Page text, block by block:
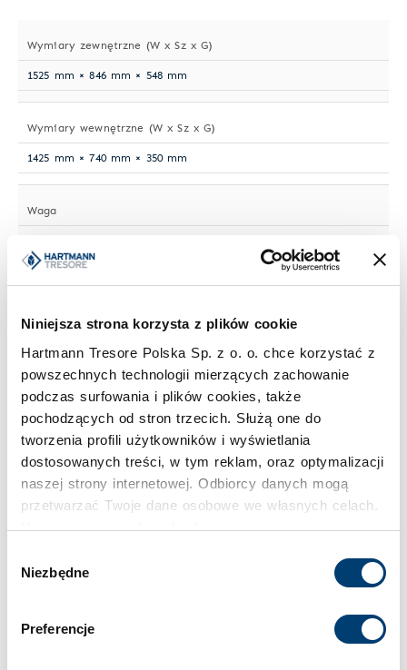
Niniejsza strona korzysta z plików cookie
Hartmann Tresore Polska Sp. z o. o. chce korzystać z
powszechnych technologii mierzących zachowanie
podczas surfowania i plików cookies, także
pochodzących od stron trzecich. Służą one do
tworzenia profili użytkowników i wyświetlania
dostosowanych treści, w tym reklam, oraz optymalizacji
naszej strony internetowej. Odbiorcy danych mogą
przetwarzać Twoje dane osobowe we własnych celach.
Używamy pewnych technologii w oparciu o równowagę
odrzucić i wycofać swoją zgodę w dowolnej chwili ze
zgody
Niezbędne
Preferencje
Wymiary zewnętrzne (W x Sz x G)
1525 mm × 846 mm × 548 mm
Wymiary wewnętrzne (W x Sz x G)
1425 mm × 740 mm × 350 mm
Waga
369 l
Klasa bezpieczeństwa
IV
Limit wartości chronionej w domu
do 400.000 €
do 150.000 €
Standardowy zamek